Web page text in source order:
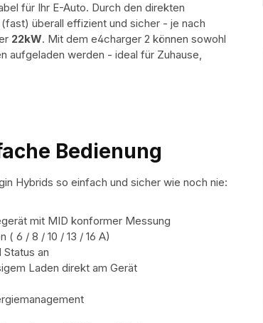
für Ihr E-Auto. Durch den direkten
überall effizient und sicher - je nach
22kW. Mit dem e4charger 2 können sowohl
aufgeladen werden - ideal für Zuhause,
Bedienung
Hybrids so einfach und sicher wie noch nie:
mit MID konformer Messung
( 6 / 8 / 10 / 13 / 16 A)
Status an
Laden direkt am Gerät